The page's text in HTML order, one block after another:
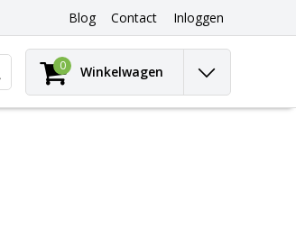
Blog Contact Inloggen
Gebruik
pijltjes
op
0 Winkelwagen